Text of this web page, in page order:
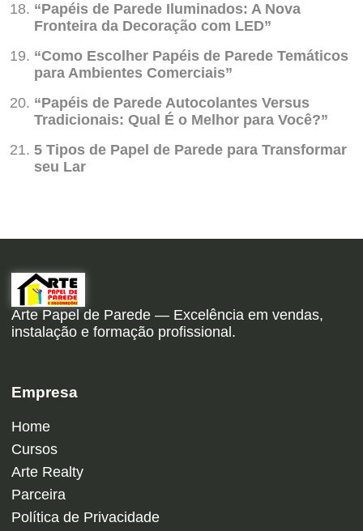
“Papéis de Parede Iluminados: A Nova
Fronteira da Decoração com LED”
“Como Escolher Papéis de Parede Temáticos
para Ambientes Comerciais”
“Papéis de Parede Autocolantes Versus
Tradicionais: Qual É o Melhor para Você?”
5 Tipos de Papel de Parede para Transformar
seu Lar
Arte Papel de Parede — Excelência em vendas,
instalação e formação profissional.
Empresa
Home
Cursos
Arte Realty
Parceira
Política de Privacidade